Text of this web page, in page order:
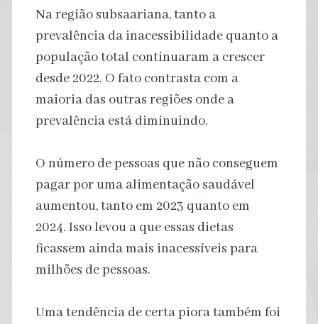
Na região subsaariana, tanto a
prevalência da inacessibilidade quanto a
população total continuaram a crescer
desde 2022. O fato contrasta com a
maioria das outras regiões onde a
prevalência está diminuindo.
O número de pessoas que não conseguem
pagar por uma alimentação saudável
aumentou, tanto em 2023 quanto em
2024. Isso levou a que essas dietas
ficassem ainda mais inacessíveis para
milhões de pessoas.
Uma tendência de certa piora também foi